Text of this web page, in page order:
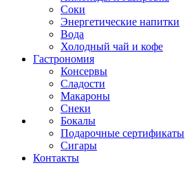
Соки
Энергетические напитки
Вода
Холодный чай и кофе
Гастрономия
Консервы
Сладости
Макароны
Снеки
Бокалы
Подарочные сертификаты
Сигары
Контакты